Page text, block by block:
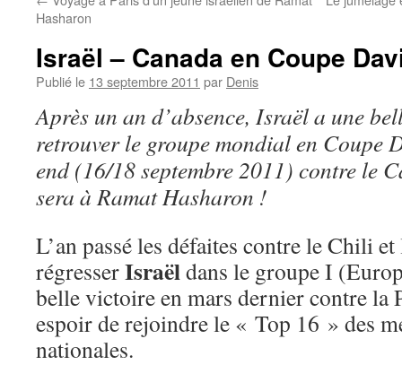
Hasharon
Israël – Canada en Coupe
Publié le 13 septembre 2011 par Denis
Après un an d’absence, Israël a une
retrouver le groupe mondial en Coupe
end (16/18 septembre 2011) contre le
sera à Ramat Hasharon !
L’an passé les défaites contre le Chili
régresserIsraëldans le groupe I
belle victoire en mars dernier contre la
espoir de rejoindre le « Top 16 » des
nationales.